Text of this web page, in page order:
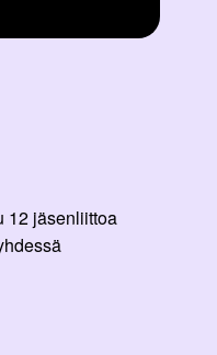
12 jäsenliittoa